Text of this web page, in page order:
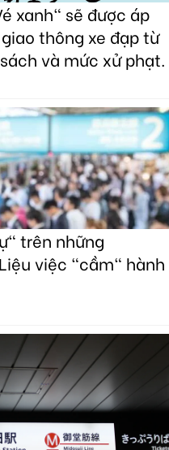
xanh" sẽ được áp
thông xe đạp từ
và mức xử phạt.
trên những
việc "cầm" hành